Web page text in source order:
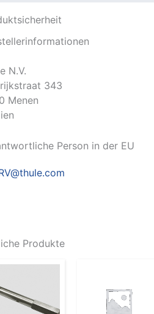
N.V.
343
Menen
Person in der EU
Produkte